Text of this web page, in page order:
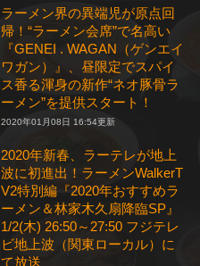
ラーメン界の異端児が原点回
帰！“ラーメン会席”で名高い
『GENEI . WAGAN（ゲンエイ
ワガン）』、昼限定でスパイ
ス香る渾身の新作“ネオ豚骨ラ
ーメン”を提供スタート！
2020年01月08日 16:54更新
2020年新春、ラーテレが地上
波に初進出！ラーメンWalkerT
V2特別編『2020年おすすめラ
ーメン＆林家木久扇降臨SP』
1/2(木) 26:50～27:50 フジテレ
ビ地上波（関東ローカル）に
て放送